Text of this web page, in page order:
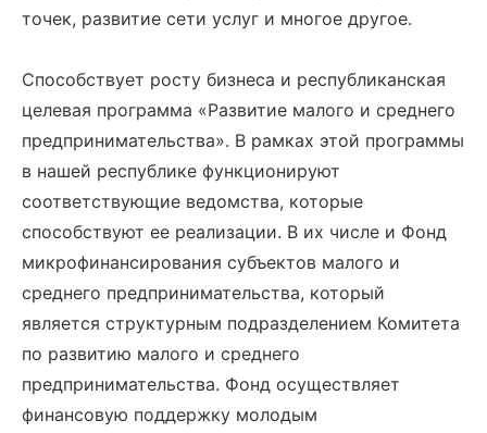
точек, развитие сети услуг и многое другое.
Способствует росту бизнеса и республиканская
целевая программа «Развитие малого и среднего
предпринимательства». В рамках этой программы
в нашей республике функционируют
соответствующие ведомства, которые
способствуют ее реализации. В их числе и Фонд
микрофинансирования субъектов малого и
среднего предпринимательства, который
является структурным подразделением Комитета
по развитию малого и среднего
предпринимательства. Фонд осуществляет
финансовую поддержку молодым